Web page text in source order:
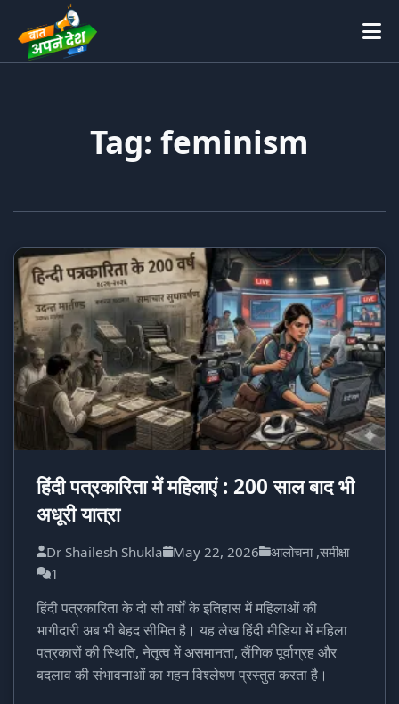
Tag: feminism
हिंदी पत्रकारिता में महिलाएं : 200 साल बाद भी
अधूरी यात्रा
Dr Shailesh Shukla May 22, 2026
आलोचना ,समीक्षा
1
हिंदी पत्रकारिता के दो सौ वर्षों के इतिहास में महिलाओं की
भागीदारी अब भी बेहद सीमित है। यह लेख हिंदी मीडिया में महिला
पत्रकारों की स्थिति, नेतृत्व में असमानता, लैंगिक पूर्वाग्रह और
बदलाव की संभावनाओं का गहन विश्लेषण प्रस्तुत करता है।